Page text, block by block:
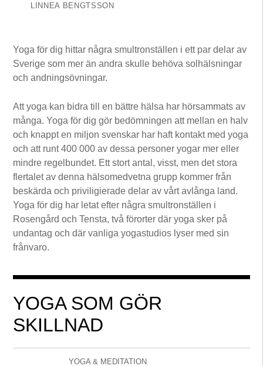
LINNEA BENGTSSON
Yoga för dig hittar några smultronställen i ett par delar av
Sverige som mer än andra skulle behöva solhälsningar
och andningsövningar.
Att yoga kan bidra till en bättre hälsa har hörsammats av
många. Yoga för dig gör bedömningen att mellan en halv
och knappt en miljon svenskar har haft kontakt med yoga
och att runt 400 000 av dessa personer yogar mer eller
mindre regelbundet. Ett stort antal, visst, men det stora
flertalet av denna hälsomedvetna grupp kommer från
beskärda och priviligierade delar av vårt avlånga land.
Yoga för dig har letat efter några smultronställen i
Rosengård och Tensta, två förorter där yoga sker på
undantag och där vanliga yogastudios lyser med sin
frånvaro.
YOGA SOM GÖR
SKILLNAD
YOGA & MEDITATION